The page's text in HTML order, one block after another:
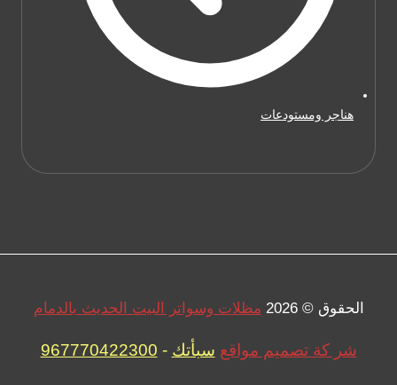
هناجر ومستودعات
الحقوق © 2026 مظلات وسواتر البيت الحديث بالدمام
شر كة تصميم مواقع سبأتك -
967770422300